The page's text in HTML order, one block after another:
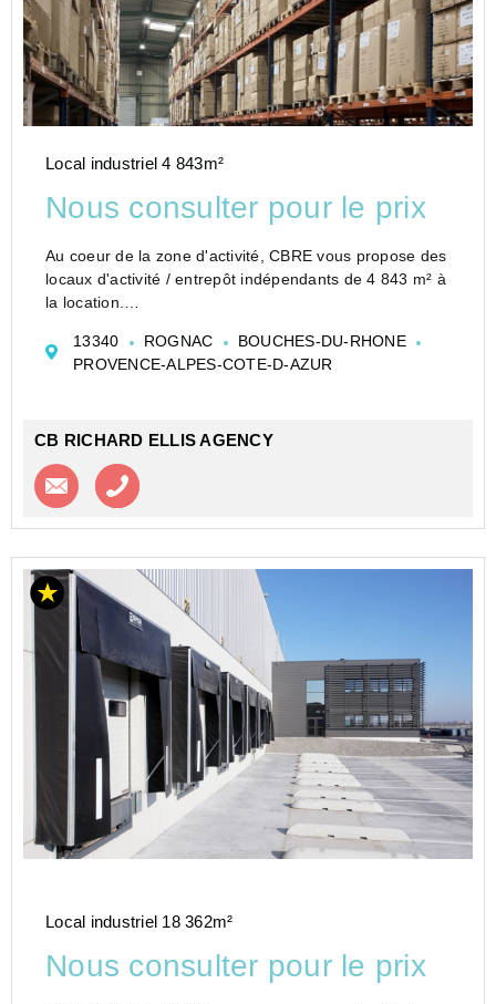
Local industriel 4 843m²
Nous consulter pour le prix
Au coeur de la zone d'activité, CBRE vous propose des
locaux d'activité / entrepôt indépendants de 4 843 m² à
la location.
janvier 2027.
Il bénéficie d'un accès moyen et gros porteurs ainsi...
13340 ROGNAC
BOUCHES-DU-RHONE
PROVENCE-ALPES-COTE-D-AZUR
CB RICHARD ELLIS AGENCY
Contacter l'agence
Local industriel 18 362m²
Nous consulter pour le prix